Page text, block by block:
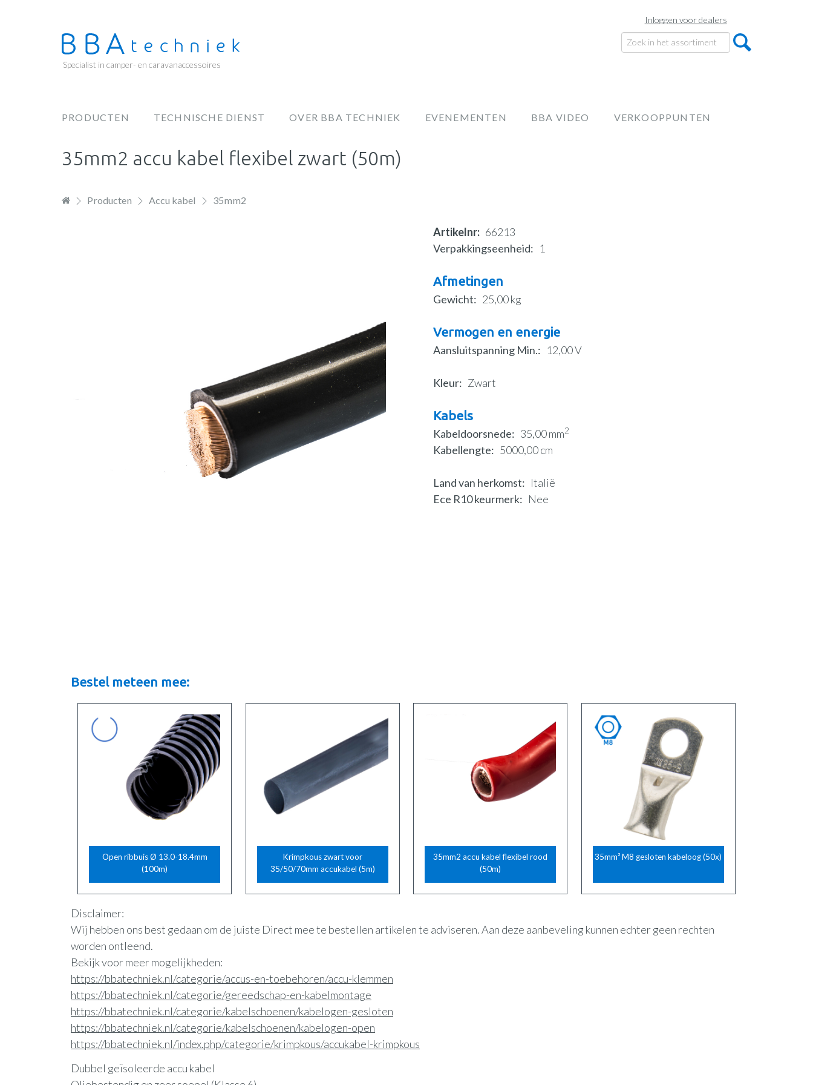
Inloggen voor dealers
Specialist in camper- en caravanaccessoires
PRODUCTEN TECHNISCHE DIENST OVER BBA TECHNIEK EVENEMENTEN BBA VIDEO VERKOOPPUNTEN
35mm2 accu kabel flexibel zwart (50m)
Producten Accu kabel 35mm2
Artikelnr
66213
Verpakkingseenheid
1
Afmetingen
Gewicht 25,00 kg
Vermogen en energie
Aansluitspanning Min. 12,00 V
Kleur Zwart
Kabels
Kabeldoorsnede 35,00 mm2
Kabellengte 5000,00 cm
Land van herkomst
Italië
Ece R10 keurmerk
Nee
Bestel meteen mee:
Open ribbuis Ø 13.0-18.4mm
(100m)
Krimpkous zwart voor
35/50/70mm accukabel (5m)
35mm2 accu kabel flexibel rood
(50m)
35mm² M8 gesloten kabeloog (50x)
Disclaimer:
Wij hebben ons best gedaan om de juiste Direct mee te bestellen artikelen te adviseren. Aan deze aanbeveling kunnen echter geen rechten
worden ontleend.
Bekijk voor meer mogelijkheden:
https://bbatechniek.nl/categorie/accus-en-toebehoren/accu-klemmen
https://bbatechniek.nl/categorie/gereedschap-en-kabelmontage
https://bbatechniek.nl/categorie/kabelschoenen/kabelogen-gesloten
https://bbatechniek.nl/categorie/kabelschoenen/kabelogen-open
https://bbatechniek.nl/index.php/categorie/krimpkous/accukabel-krimpkous
Dubbel geïsoleerde accu kabel